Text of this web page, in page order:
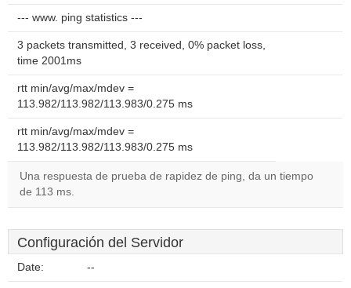
--- www. ping statistics ---
3 packets transmitted, 3 received, 0% packet loss,
time 2001ms
rtt min/avg/max/mdev =
113.982/113.982/113.983/0.275 ms
rtt min/avg/max/mdev =
113.982/113.982/113.983/0.275 ms
Una respuesta de prueba de rapidez de ping, da un tiempo
de 113 ms.
Configuración del Servidor
Date: --